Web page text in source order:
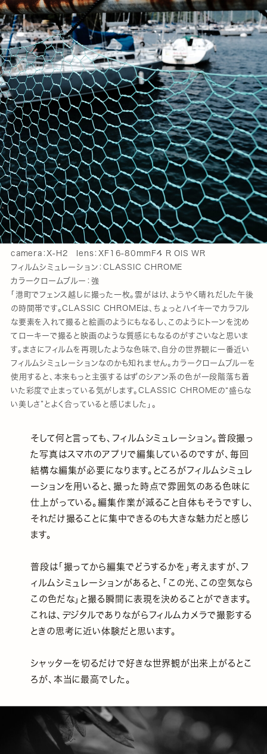
camera：X-H2 lens：XF16-80mmF4 R OIS WR
フィルムシミュレーション：CLASSIC CHROME
カラークロームブルー：強
「港町でフェンス越しに撮った一枚。雲がはけ、ようやく晴れだした午後
の時間帯です。CLASSIC CHROMEは、ちょっとハイキーでカラフル
な要素を入れて撮ると絵画のようにもなるし、このようにトーンを沈め
てローキーで撮ると映画のような質感にもなるのがすごいなと思いま
す。まさにフィルムを再現したような色味で、自分の世界観に一番近い
フィルムシミュレーションなのかも知れません。カラークロームブルーを
使用すると、本来もっと主張するはずのシアン系の色が一段階落ち着
いた彩度で止まっている気がします。CLASSIC CHROMEの“盛らな
い美しさ”とよく合っていると感じました」。
そして何と言っても、フィルムシミュレーション。普段撮っ
た写真はスマホのアプリで編集しているのですが、毎回
結構な編集が必要になります。ところがフィルムシミュレ
ーションを用いると、撮った時点で雰囲気のある色味に
仕上がっている。編集作業が減ること自体もそうですし、
それだけ撮ることに集中できるのも大きな魅力だと感じ
ます。
普段は「撮ってから編集でどうするかを」考えますが、フ
ィルムシミュレーションがあると、「この光、この空気なら
この色だな」と撮る瞬間に表現を決めることができます。
これは、デジタルでありながらフィルムカメラで撮影する
ときの思考に近い体験だと思います。
シャッターを切るだけで好きな世界観が出来上がるとこ
ろが、本当に最高でした。